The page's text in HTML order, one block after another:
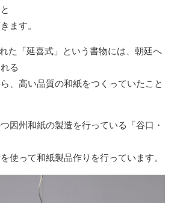
ます。
た「延喜式」という書物には、朝廷へ
る
、高い品質の和紙をつくっていたこと
因州和紙の製造を行っている「谷口・
使って和紙製品作りを行っています。